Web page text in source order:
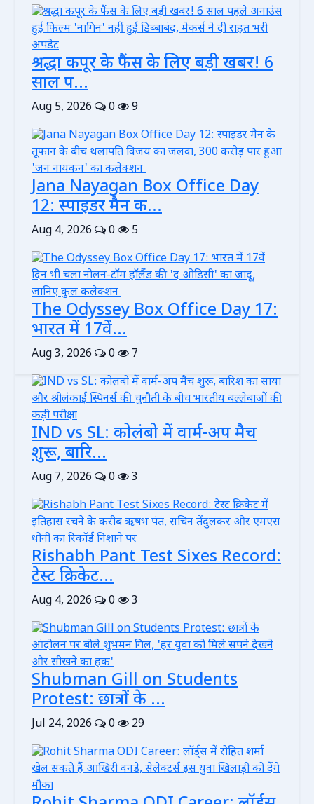
श्रद्धा कपूर के फैंस के लिए बड़ी खबर! 6
साल प...
Aug 5, 2026 0 9
Jana Nayagan Box Office Day
12: स्पाइडर मैन क...
Aug 4, 2026 0 5
The Odyssey Box Office Day 17:
भारत में 17वें...
Aug 3, 2026 0 7
IND vs SL: कोलंबो में वार्म-अप मैच
शुरू, बारि...
Aug 7, 2026 0 3
Rishabh Pant Test Sixes Record:
टेस्ट क्रिकेट...
Aug 4, 2026 0 3
Shubman Gill on Students
Protest: छात्रों के ...
Jul 24, 2026 0 29